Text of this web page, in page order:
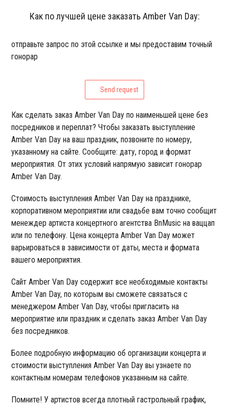
Как по лучшей цене заказать Amber Van Day:
отправьте запрос по этой ссылке и мы предоставим точный
гонорар
Send request
Как сделать заказ Amber Van Day по наименьшей цене без
посредников и переплат? Чтобы заказать выступление
Amber Van Day на ваш праздник, позвоните по номеру,
указанному на сайте. Сообщите: дату, город и формат
мероприятия. От этих условий напрямую зависит гонорар
Amber Van Day.
Стоимость выступления Amber Van Day на празднике,
корпоративном мероприятии или свадьбе вам точно сообщит
менеждер артиста концертного агентства BnMusic на ваццап
или по телефону. Цена концерта Amber Van Day может
варьироваться в зависимости от даты, места и формата
вашего мероприятия.
Сайт Amber Van Day содержит все необходимые контакты
Amber Van Day, по которым вы сможете связаться с
менеджером Amber Van Day, чтобы пригласить на
мероприятие или праздник и сделать заказ Amber Van Day
без посредников.
Более подробную информацию об организации концерта и
стоимости выступления Amber Van Day вы узнаете по
контактным номерам телефонов указанным на сайте.
Помните! У артистов всегда плотный гастрольный график,